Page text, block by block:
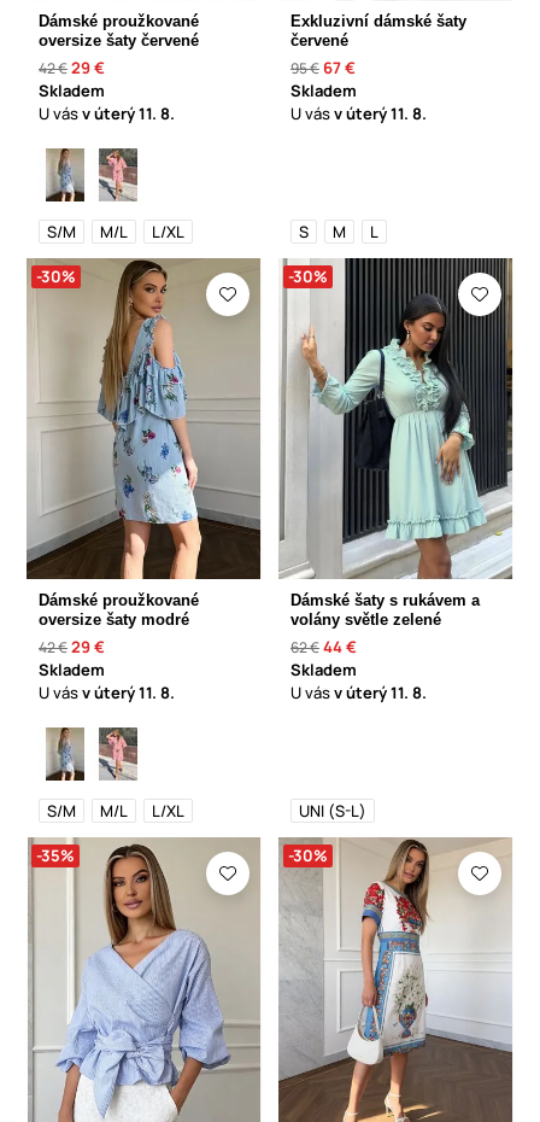
Dámské proužkované
oversize šaty červené
42 €29 €
Skladem
U vásv úterý11. 8.
S/M M/L L/XL
Exkluzivní dámské šaty
červené
95 € 67 €
Skladem
U vásv úterý11. 8.
S M L
-30%
Dámské proužkované
oversize šaty modré
42 €29 €
Skladem
U vásv úterý11. 8.
S/M M/L L/XL
-30%
Dámské šaty s rukávem a
volány světle zelené
62 €44 €
Skladem
U vásv úterý11. 8.
UNI (S-L)
-35% -30%